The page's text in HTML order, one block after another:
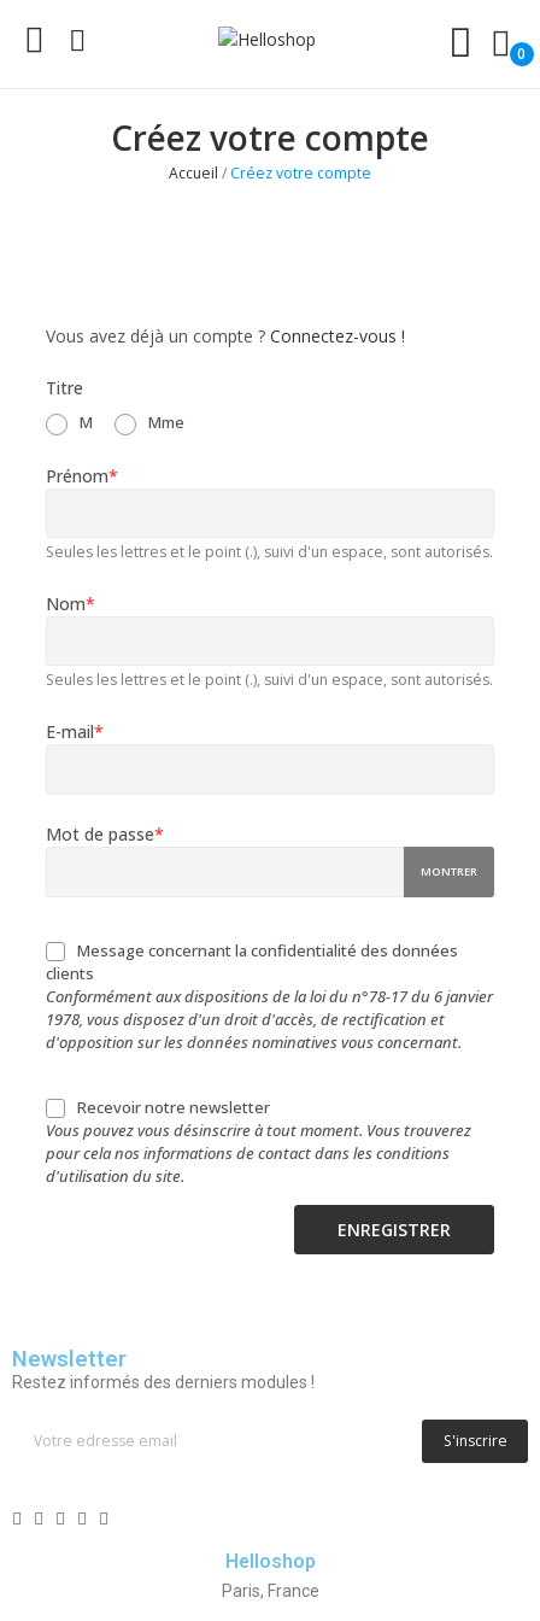
0
Créez votre compte
Accueil Créez votre compte
Vous avez déjà un compte ? Connectez-vous !
Titre
M Mme
Prénom*
Seules les lettres et le point (.), suivi d'un espace, sont autorisés.
Nom*
Seules les lettres et le point (.), suivi d'un espace, sont autorisés.
E-mail*
Mot de passe*
MONTRER
Message concernant la confidentialité des données
clients
Conformément aux dispositions de la loi du n°78-17 du 6 janvier
1978, vous disposez d'un droit d'accès, de rectification et
d'opposition sur les données nominatives vous concernant.
Recevoir notre newsletter
Vous pouvez vous désinscrire à tout moment. Vous trouverez
pour cela nos informations de contact dans les conditions
d'utilisation du site.
ENREGISTRER
Newsletter
Restez informés des derniers modules !
S'inscrire
Helloshop
Paris, France